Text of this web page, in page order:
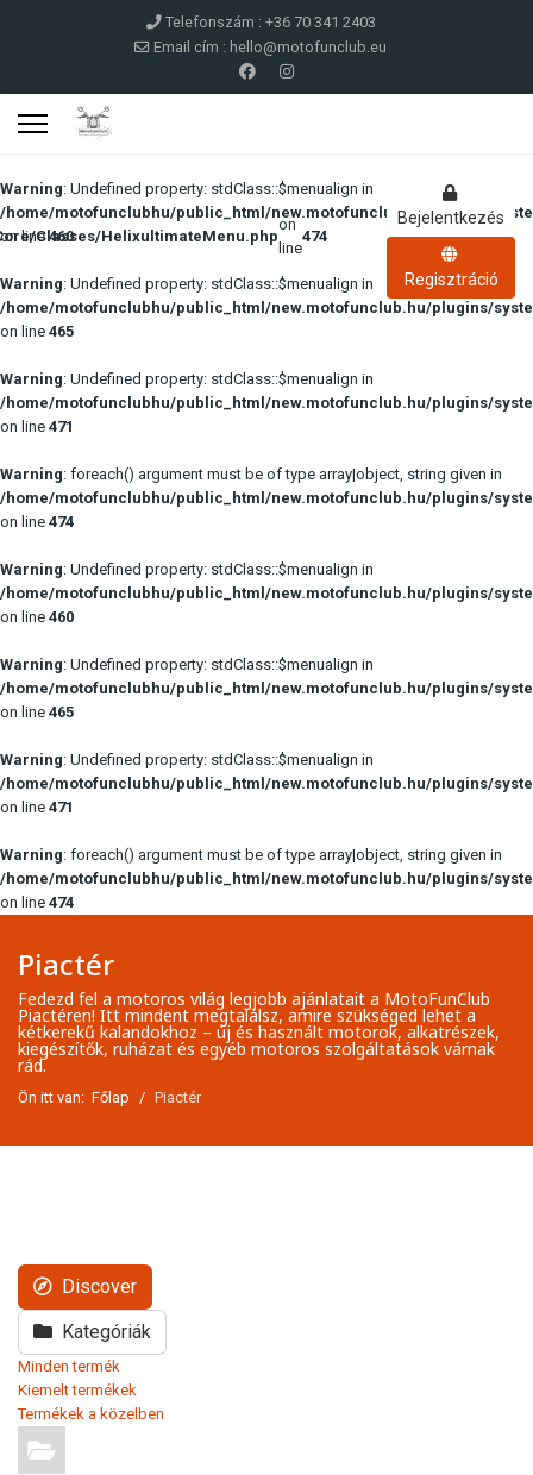
Telefonszám : +36 70 341 2403
Email cím : hello@motofunclub.eu
Classes/HelixultimateMenu.php
on
line
474
Bejelentkezés
Regisztráció
Warning: Undefined property: stdClass::$menualign in
/home/motofunclubhu/public_html/new.motofunclub.hu/plugins/
on line460
Warning: Undefined property: stdClass::$menualign in
/home/motofunclubhu/public_html/new.motofunclub.hu/plugins/
on line 465
Warning: Undefined property: stdClass::$menualign in
/home/motofunclubhu/public_html/new.motofunclub.hu/plugins/
on line 471
Warning: foreach() argument must be of type array|object, string given in
/home/motofunclubhu/public_html/new.motofunclub.hu/plugins/
on line 474
Warning: Undefined property: stdClass::$menualign in
/home/motofunclubhu/public_html/new.motofunclub.hu/plugins/
on line 460
Warning: Undefined property: stdClass::$menualign in
/home/motofunclubhu/public_html/new.motofunclub.hu/plugins/
on line 465
Warning: Undefined property: stdClass::$menualign in
/home/motofunclubhu/public_html/new.motofunclub.hu/plugins/
on line 471
Warning: foreach() argument must be of type array|object, string given in
/home/motofunclubhu/public_html/new.motofunclub.hu/plugins/
on line 474
Piactér
Fedezd fel a motoros világ legjobb ajánlatait a MotoFunClub
Piactéren! Itt mindent megtalálsz, amire szükséged lehet a
kétkerekű kalandokhoz – új és használt motorok, alkatrészek,
kiegészítők, ruházat és egyéb motoros szolgáltatások várnak
rád.
Ön itt van: Főlap Piactér
Discover
Kategóriák
Minden termék
Kiemelt termékek
Termékek a közelben